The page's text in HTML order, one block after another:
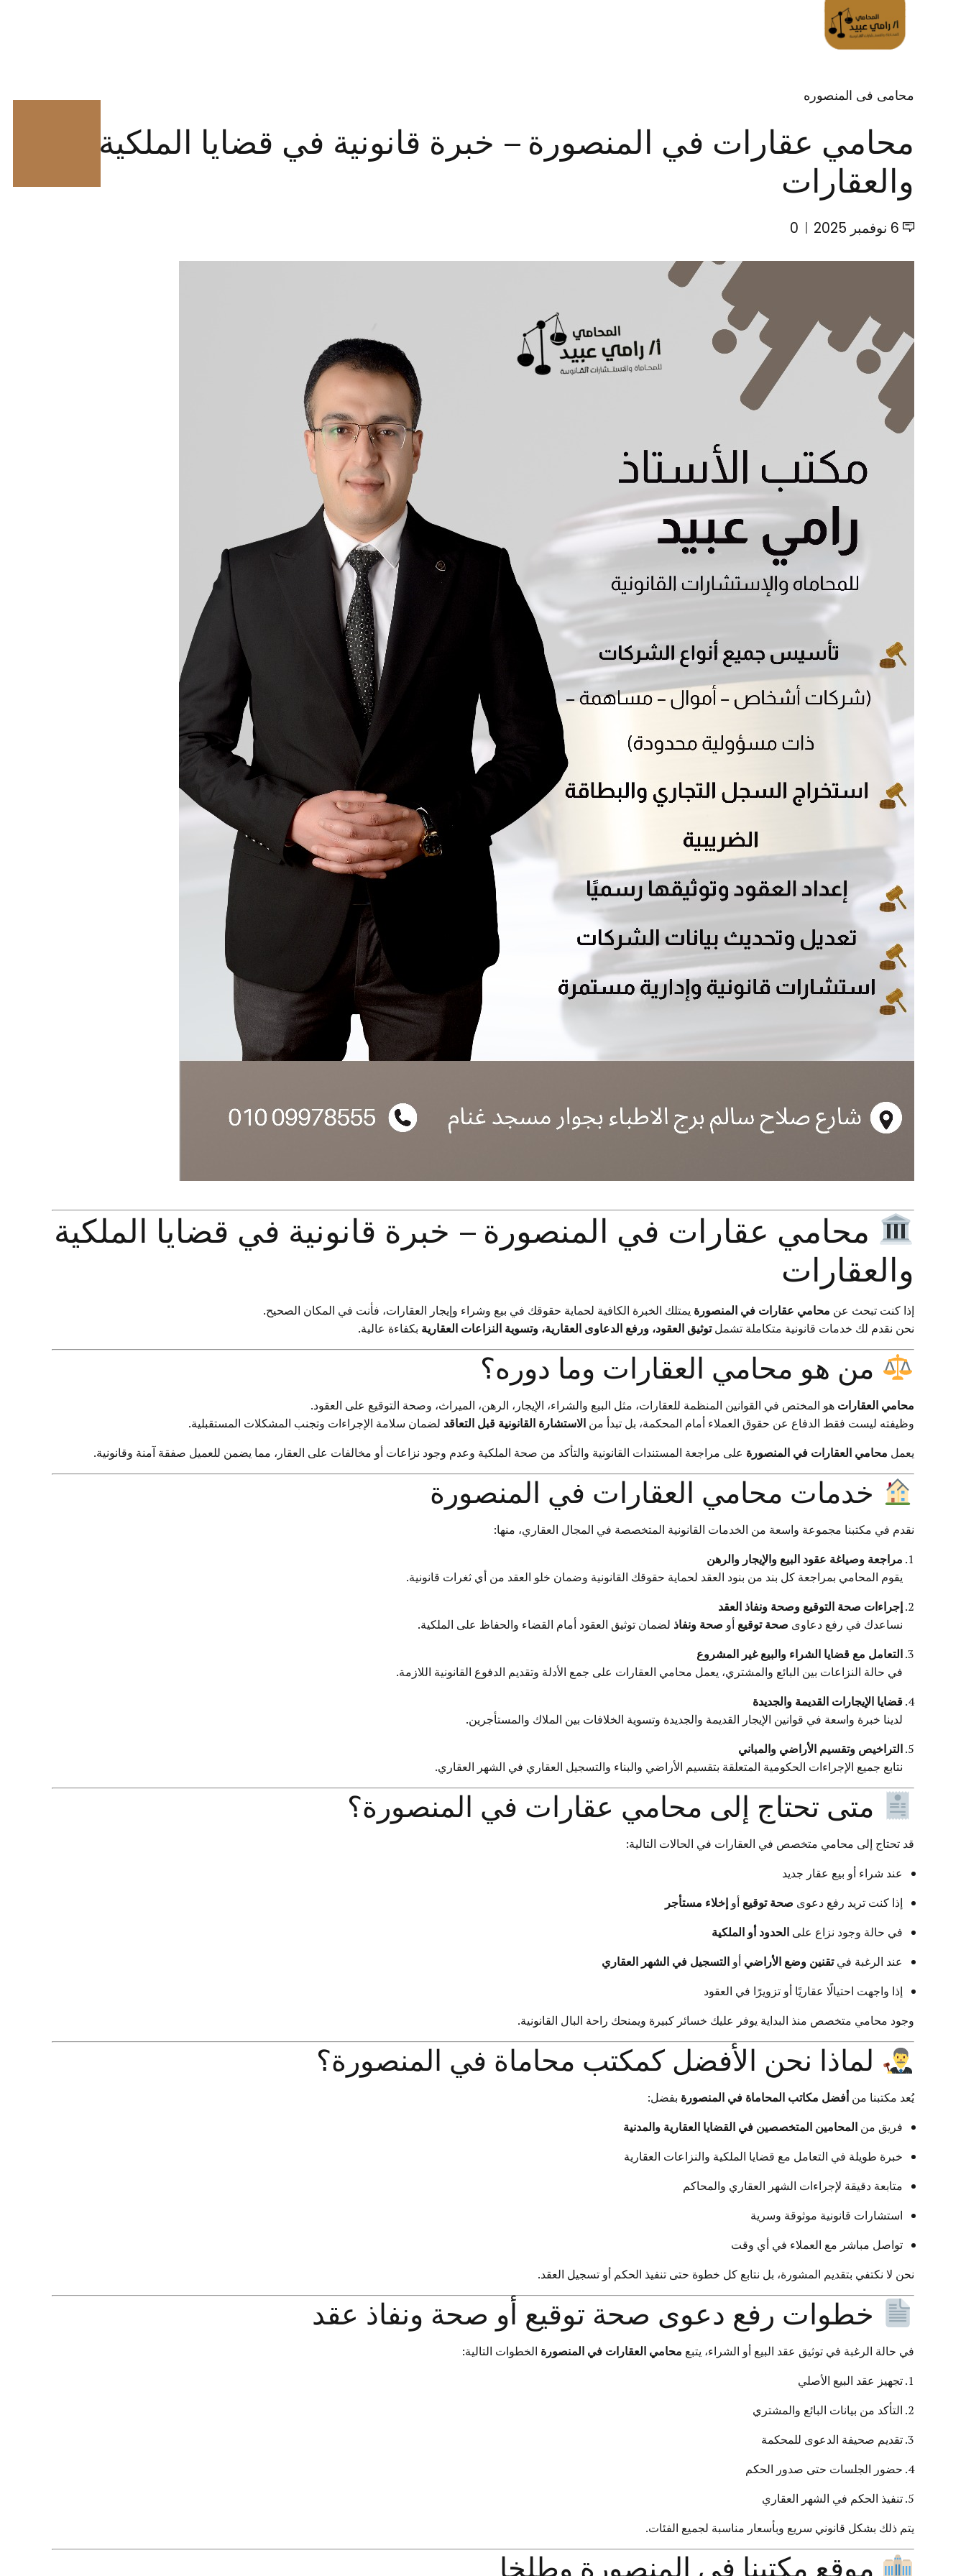
محامى فى المنصوره
محامي عقارات في المنصورة – خبرة قانونية في قضايا الملكية
والعقارات
6 نوفمبر 2025 0
محامي عقارات في المنصورة – خبرة قانونية في قضايا الملكية
والعقارات
إذا كنت تبحث عن محامي عقارات في المنصورة يمتلك الخبرة الكافية لحماية حقوقك في بيع وشراء وإيجار العقارات، فأنت في المكان الصحيح.
نحن نقدم لك خدمات قانونية متكاملة تشملتوثيق العقود، ورفع الدعاوى العقارية، وتسوية النزاعات العقارية بكفاءة عالية.
من هو محامي العقارات وما دوره؟
محامي العقارات هو المختص في القوانين المنظمة للعقارات، مثل البيع والشراء، الإيجار، الرهن، الميراث، وصحة التوقيع على العقود.
وظيفته ليست فقط الدفاع عن حقوق العملاء أمام المحكمة، بل تبدأ من الاستشارة القانونية قبل التعاقد لضمان سلامة الإجراءات وتجنب المشكلات المستقبلية.
يعمل محامي العقارات في المنصورة على مراجعة المستندات القانونية والتأكد من صحة الملكية وعدم وجود نزاعات أو مخالفات على العقار، مما يضمن للعميل صفقة آمنة وقانونية.
خدمات محامي العقارات في المنصورة
نقدم في مكتبنا مجموعة واسعة من الخدمات القانونية المتخصصة في المجال العقاري، منها:
مراجعة وصياغة عقود البيع والإيجار والرهن
يقوم المحامي بمراجعة كل بند من بنود العقد لحماية حقوقك القانونية وضمان خلو العقد من أي ثغرات قانونية.
إجراءات صحة التوقيع وصحة ونفاذ العقد
نساعدك في رفع دعاوى صحة توقيع أو صحة ونفاذ لضمان توثيق العقود أمام القضاء والحفاظ على الملكية.
التعامل مع قضايا الشراء والبيع غير المشروع
في حالة النزاعات بين البائع والمشتري، يعمل محامي العقارات على جمع الأدلة وتقديم الدفوع القانونية اللازمة.
قضايا الإيجارات القديمة والجديدة
لدينا خبرة واسعة في قوانين الإيجار القديمة والجديدة وتسوية الخلافات بين الملاك والمستأجرين.
التراخيص وتقسيم الأراضي والمباني
نتابع جميع الإجراءات الحكومية المتعلقة بتقسيم الأراضي والبناء والتسجيل العقاري في الشهر العقاري.
متى تحتاج إلى محامي عقارات في المنصورة؟
قد تحتاج إلى محامي متخصص في العقارات في الحالات التالية:
عند شراء أو بيع عقار جديد
إذا كنت تريد رفع دعوى صحة توقيع أو إخلاء مستأجر
في حالة وجود نزاع على الحدود أو الملكية
عند الرغبة فيتقنين وضع الأراضي أو التسجيل في الشهر العقاري
إذا واجهت احتيالًا عقاريًا أو تزويرًا في العقود
وجود محامي متخصص منذ البداية يوفر عليك خسائر كبيرة ويمنحك راحة البال القانونية.
لماذا نحن الأفضل كمكتب محاماة في المنصورة؟
يُعد مكتبنا منأفضل مكاتب المحاماة في المنصورة بفضل:
فريق من المحامين المتخصصين في القضايا العقارية والمدنية
خبرة طويلة في التعامل مع قضايا الملكية والنزاعات العقارية
متابعة دقيقة لإجراءات الشهر العقاري والمحاكم
استشارات قانونية موثوقة وسرية
تواصل مباشر مع العملاء في أي وقت
نحن لا نكتفي بتقديم المشورة، بل نتابع كل خطوة حتى تنفيذ الحكم أو تسجيل العقد.
خطوات رفع دعوى صحة توقيع أو صحة ونفاذ عقد
في حالة الرغبة في توثيق عقد البيع أو الشراء، يتبع محامي العقارات في المنصورة الخطوات التالية:
تجهيز عقد البيع الأصلي
التأكد من بيانات البائع والمشتري
تقديم صحيفة الدعوى للمحكمة
حضور الجلسات حتى صدور الحكم
تنفيذ الحكم في الشهر العقاري
يتم ذلك بشكل قانوني سريع وبأسعار مناسبة لجميع الفئات.
موقع مكتبنا في المنصورة وطلخا